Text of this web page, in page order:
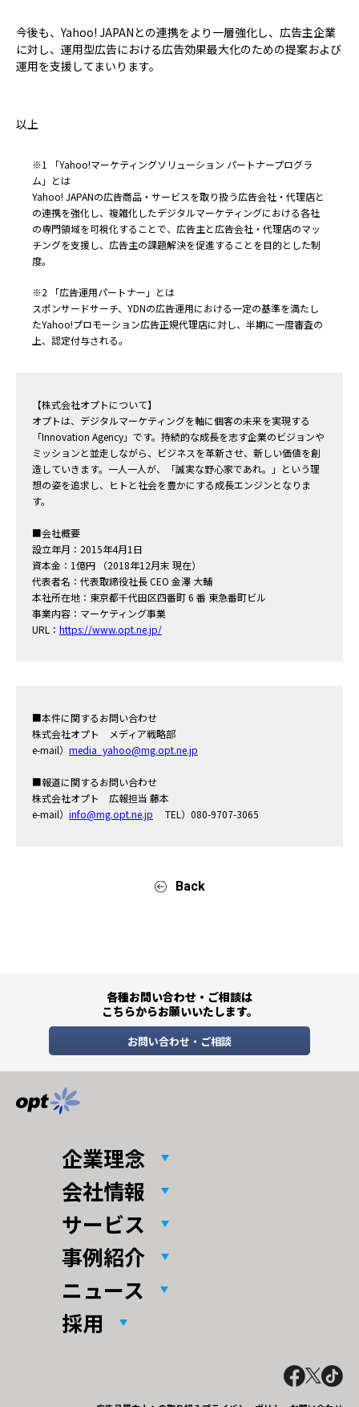
今後も、Yahoo! JAPANとの連携をより一層強化し、広告主企業
に対し、運用型広告における広告効果最大化のための提案および
運用を支援してまいります。
以上
※1 「Yahoo!マーケティングソリューション パートナープログラ
ム」とは
Yahoo! JAPANの広告商品・サービスを取り扱う広告会社・代理店と
の連携を強化し、複雑化したデジタルマーケティングにおける各社
の専門領域を可視化することで、広告主と広告会社・代理店のマッ
チングを支援し、広告主の課題解決を促進することを目的とした制
度。
※2 「広告運用パートナー」とは
スポンサードサーチ、YDNの広告運用における一定の基準を満たし
たYahoo!プロモーション広告正規代理店に対し、半期に一度審査の
上、認定付与される。
【株式会社オプトについて】
オプトは、デジタルマーケティングを軸に個客の未来を実現する
「Innovation Agency」です。持続的な成長を志す企業のビジョンや
ミッションと並走しながら、ビジネスを革新させ、新しい価値を創
造していきます。一人一人が、「誠実な野心家であれ。」という理
想の姿を追求し、ヒトと社会を豊かにする成長エンジンとなりま
す。
■会社概要
設立年月：2015年4月1日
資本金：1億円 （2018年12月末 現在）
代表者名：代表取締役社長 CEO 金澤 大輔
本社所在地：東京都千代田区四番町 6 番 東急番町ビル
事業内容：マーケティング事業
URL： https://www.opt.ne.jp/
■本件に関するお問い合わせ
株式会社オプト メディア戦略部
e-mail） media_yahoo@mg.opt.ne.jp
■報道に関するお問い合わせ
株式会社オプト 広報担当 藤本
e-mail） info@mg.opt.ne.jp TEL）080-9707-3065
Back
各種お問い合わせ・ご相談は
こちらからお願いいたします。
お問い合わせ・ご相談
企業理念
会社情報
サービス
事例紹介
ニュース
採用